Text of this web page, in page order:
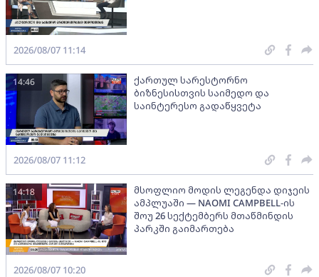
2026/08/07 11:14
ქართულ სარესტორნო
ბიზნესისთვის საიმედო და
საინტერესო გადაწყვეტა
14:46
2026/08/07 11:12
მსოფლიო მოდის ლეგენდა დიჯეის
ამპლუაში — NAOMI CAMPBELL-ის
შოუ 26 სექტემბერს მთაწმინდის
პარკში გაიმართება
14:18
2026/08/07 10:20